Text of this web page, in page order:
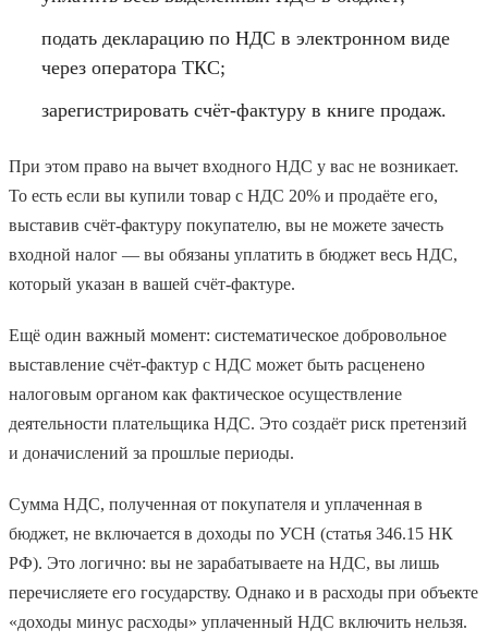
подать декларацию по НДС в электронном виде
через оператора ТКС;
зарегистрировать счёт-фактуру в книге продаж.
При этом право на вычет входного НДС у вас не возникает.
То есть если вы купили товар с НДС 20% и продаёте его,
выставив счёт-фактуру покупателю, вы не можете зачесть
входной налог — вы обязаны уплатить в бюджет весь НДС,
который указан в вашей счёт-фактуре.
Ещё один важный момент: систематическое добровольное
выставление счёт-фактур с НДС может быть расценено
налоговым органом как фактическое осуществление
деятельности плательщика НДС. Это создаёт риск претензий
и доначислений за прошлые периоды.
Сумма НДС, полученная от покупателя и уплаченная в
бюджет, не включается в доходы по УСН (статья 346.15 НК
РФ). Это логично: вы не зарабатываете на НДС, вы лишь
перечисляете его государству. Однако и в расходы при объекте
«доходы минус расходы» уплаченный НДС включить нельзя.